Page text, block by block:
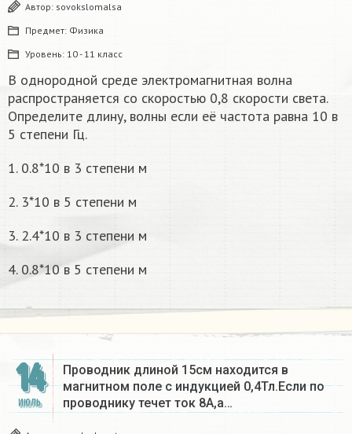
Автор: sovokslomalsa
Предмет: Физика
Уровень: 10 - 11 класс
В однородной среде электромагнитная волна
распространяется со скоростью 0,8 скорости света.
Определите длину, волны если её частота равна 10 в
5 степени Гц.
1. 0.8*10 в 3 степени м
2. 3*10 в 5 степени м
3. 2.4*10 в 3 степени м
4. 0.8*10 в 5 степени м
14
ИЮЛЬ
Проводник длиной 15см находится в
магнитном поле с индукцией 0,4Тл.Если по
проводнику течет ток 8А,а…